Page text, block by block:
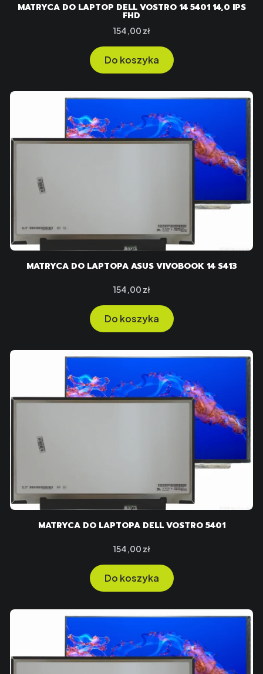
MATRYCA DO LAPTOP DELL VOSTRO 14 5401 14,0 IPS
FHD
Cena
154,00 zł
Do koszyka
MATRYCA DO LAPTOPA ASUS VIVOBOOK 14 S413
Cena
154,00 zł
Do koszyka
MATRYCA DO LAPTOPA DELL VOSTRO 5401
Cena
154,00 zł
Do koszyka